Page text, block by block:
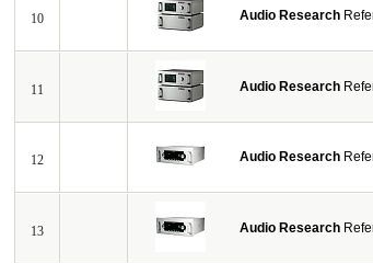
10 Audio Research
11 Audio Research
12 Audio Research
13 Audio Research